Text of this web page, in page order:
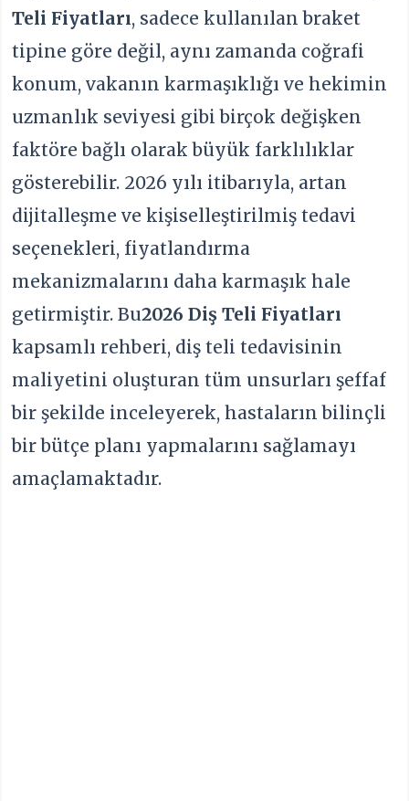
Teli Fiyatları, sadece kullanılan braket
tipine göre değil, aynı zamanda coğrafi
konum, vakanın karmaşıklığı ve hekimin
uzmanlık seviyesi gibi birçok değişken
faktöre bağlı olarak büyük farklılıklar
gösterebilir. 2026 yılı itibarıyla, artan
dijitalleşme ve kişiselleştirilmiş tedavi
seçenekleri, fiyatlandırma
mekanizmalarını daha karmaşık hale
getirmiştir. Bu2026 Diş Teli Fiyatları
kapsamlı rehberi, diş teli tedavisinin
maliyetini oluşturan tüm unsurları şeffaf
bir şekilde inceleyerek, hastaların bilinçli
bir bütçe planı yapmalarını sağlamayı
amaçlamaktadır.